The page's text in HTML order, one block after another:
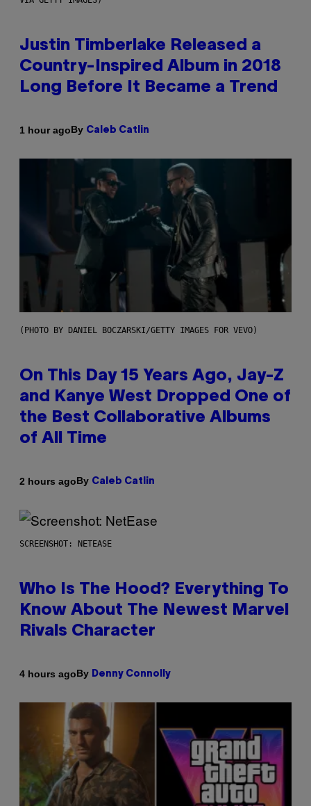
Justin Timberlake Released a
Country-Inspired Album in 2018
Long Before It Became a Trend
1 hour agoBy Caleb Catlin
(PHOTO BY DANIEL BOCZARSKI/GETTY IMAGES FOR VEVO)
On This Day 15 Years Ago, Jay-Z
and Kanye West Dropped One of
the Best Collaborative Albums
of All Time
2 hours agoBy Caleb Catlin
SCREENSHOT: NETEASE
Who Is The Hood? Everything To
Know About The Newest Marvel
Rivals Character
4 hours agoBy Denny Connolly